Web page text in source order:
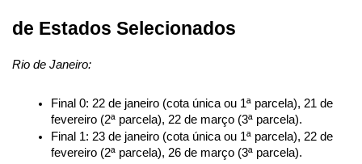
de Estados Selecionados
Rio de Janeiro:
Final 0: 22 de janeiro (cota única ou 1ª parcela), 21 de
fevereiro (2ª parcela), 22 de março (3ª parcela).
Final 1: 23 de janeiro (cota única ou 1ª parcela), 22 de
fevereiro (2ª parcela), 26 de março (3ª parcela).